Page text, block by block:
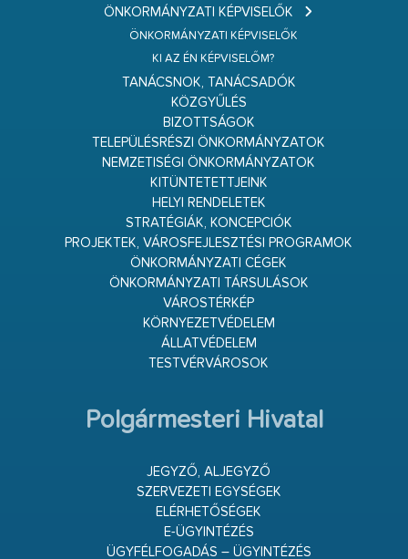
ÖNKORMÁNYZATI KÉPVISELŐK
ÖNKORMÁNYZATI KÉPVISELŐK
KI AZ ÉN KÉPVISELŐM?
TANÁCSNOK, TANÁCSADÓK
KÖZGYŰLÉS
BIZOTTSÁGOK
TELEPÜLÉSRÉSZI ÖNKORMÁNYZATOK
NEMZETISÉGI ÖNKORMÁNYZATOK
KITÜNTETETTJEINK
HELYI RENDELETEK
STRATÉGIÁK, KONCEPCIÓK
PROJEKTEK, VÁROSFEJLESZTÉSI PROGRAMOK
ÖNKORMÁNYZATI CÉGEK
ÖNKORMÁNYZATI TÁRSULÁSOK
VÁROSTÉRKÉP
KÖRNYEZETVÉDELEM
ÁLLATVÉDELEM
TESTVÉRVÁROSOK
Polgármesteri Hivatal
JEGYZŐ, ALJEGYZŐ
SZERVEZETI EGYSÉGEK
ELÉRHETŐSÉGEK
E-ÜGYINTÉZÉS
ÜGYFÉLFOGADÁS – ÜGYINTÉZÉS